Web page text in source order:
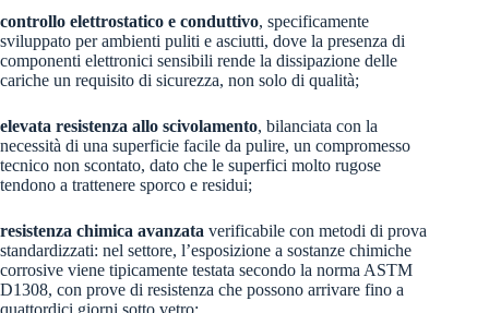
controllo elettrostatico e conduttivo, specificamente
sviluppato per ambienti puliti e asciutti, dove la presenza di
componenti elettronici sensibili rende la dissipazione delle
cariche un requisito di sicurezza, non solo di qualità;
elevata resistenza allo scivolamento, bilanciata con la
necessità di una superficie facile da pulire, un compromesso
tecnico non scontato, dato che le superfici molto rugose
tendono a trattenere sporco e residui;
resistenza chimica avanzata verificabile con metodi di prova
standardizzati: nel settore, l’esposizione a sostanze chimiche
corrosive viene tipicamente testata secondo la norma ASTM
D1308, con prove di resistenza che possono arrivare fino a